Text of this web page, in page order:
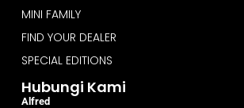
MINI FAMILY
FIND YOUR DEALER
SPECIAL EDITIONS
Hubungi Kami
Alfred